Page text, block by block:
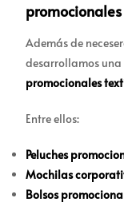
Además de
desarrollamos
promocionales
Entre ellos:
Peluches
Mochilas
Bolsos